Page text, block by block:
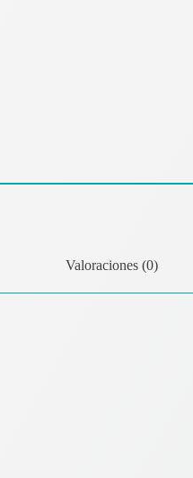
Valoraciones (0)